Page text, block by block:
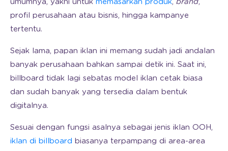
umumnya, yakni untuk memasarkan produk, brand,
profil perusahaan atau bisnis, hingga kampanye
tertentu.
Sejak lama, papan iklan ini memang sudah jadi andalan
banyak perusahaan bahkan sampai detik ini. Saat ini,
billboard tidak lagi sebatas model iklan cetak biasa
dan sudah banyak yang tersedia dalam bentuk
digitalnya.
Sesuai dengan fungsi asalnya sebagai jenis iklan OOH,
iklan di billboard biasanya terpampang di area-area